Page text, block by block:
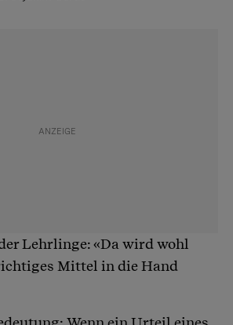
Lehrlinge: «Da wird wohl
Mittel in die Hand